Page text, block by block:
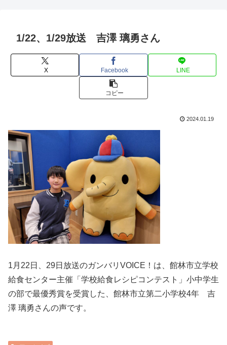
1/22、1/29放送 吉澤 璃勇さん
X Facebook LINE
コピー
2024.01.19
1月22日、29日放送のガンバリVOICE！は、館林市立学校
給食センター主催「学校給食レシピコンテスト」小中学生
の部で最優秀賞を受賞した、館林市立第二小学校4年 吉
澤 璃勇さんの声です。